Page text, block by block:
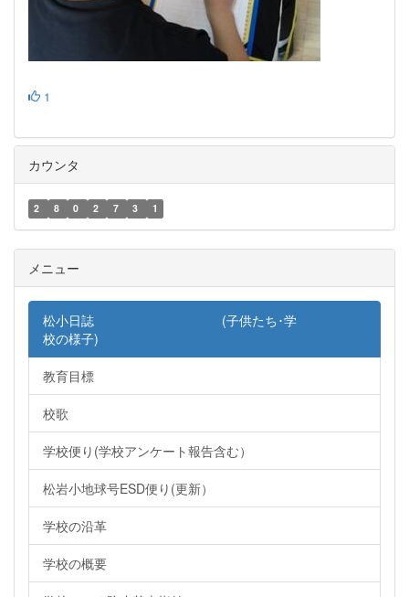
1
カウンタ
2 8 0 2 7 3 1
メニュー
松小日誌 (子供たち･学
校の様子)
教育目標
校歌
学校便り(学校アンケート報告含む）
松岩小地球号ESD便り(更新）
学校の沿革
学校の概要